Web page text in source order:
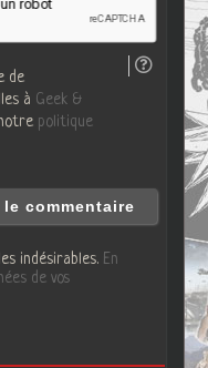
de
à Geek &
politique
indésirables. En
de vos